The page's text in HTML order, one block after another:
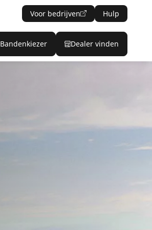
Voor bedrijven Hulp
Bandenkiezer Dealer vinden